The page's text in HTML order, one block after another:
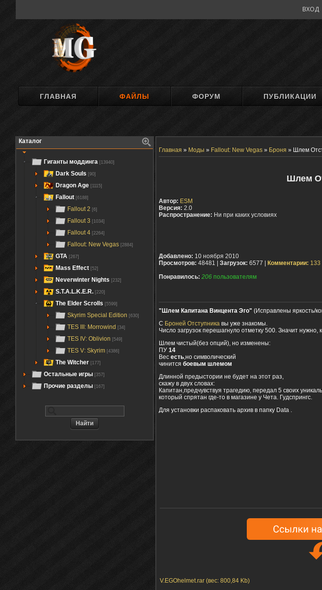
ВХОД
ГЛАВНАЯ ФАЙЛЫ ФОРУМ ПУБЛИКАЦИИ
Каталог
Гиганты моддинга [13940]
Dark Souls [90]
Dragon Age [1115]
Fallout [6188]
Fallout 2 [6]
Fallout 3 [1034]
Fallout 4 [2264]
Fallout: New Vegas [2884]
GTA [267]
Mass Effect [52]
Neverwinter Nights [232]
S.T.A.L.K.E.R. [220]
The Elder Scrolls [5599]
Skyrim Special Edition [630]
TES III: Morrowind [34]
TES IV: Oblivion [549]
TES V: Skyrim [4386]
The Witcher [177]
Остальные игры [357]
Прочие разделы [167]
Главная » Моды » Fallout: New Vegas » Броня » Шлем
Шлем
Автор: ESM
Версия: 2.0
Распространение: Ни при каких условиях
Добавлено: 10 ноября 2010
Просмотров: 48481 | Загрузок: 6577 | Комментарии: 133
Понравилось: 206 пользователям
"Шлем Капитана Винцента Эго" (Исправлены яркость/
С Броней Отступника вы уже знакомы.
Число загрузок перешагнуло отметку 500. Значит
Шлем чистый(без опций), но изменены:
ПУ 14
Вес есть,но символический
чинится боевым шлемом
Длинной предыстории не будет на этот раз,
скажу в двух словах:
Капитан,предчувствуя трагедию, передал 5 своих
который спрятан где-то в магазине у Чета. Гудспрингс.
Для установки распаковать архив в папку Data .
V.EGOhelmet.rar (вес: 800,84 Kb)